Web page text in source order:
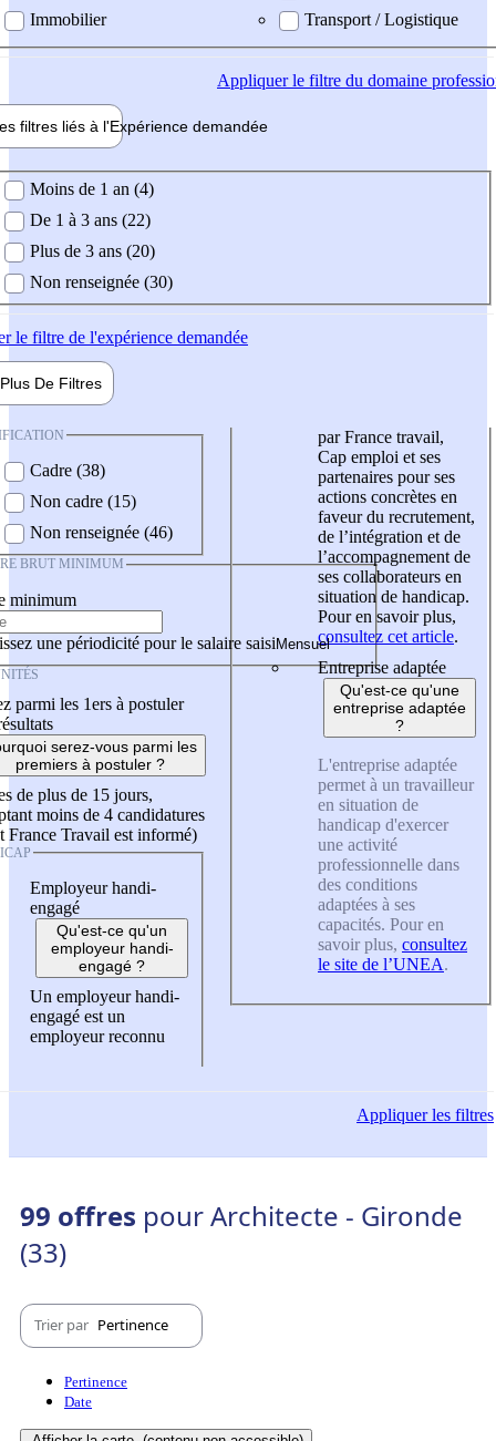
Immobilier
Transport / Logistique
Appliquerle filtre du domaine
filtres liés à l'Expérience demandée
demandée
Moins de 1 an (4)
De 1 à 3 ans (22)
Plus de 3 ans (20)
Non renseignée (30)
le filtre de l'expérience demandée
Plus De Filtres
Cadre (38)
Non cadre (15)
Non renseignée (46)
BRUT MINIMUM
minimum
une périodicité pour le salaire saisi
parmi les 1ers à postuler
serez-vous parmi les
premiers à postuler ?
de plus de 15 jours,
moins de 4 candidatures
France Travail est informé)
Employeur handi-
engagé
Qu'est-ce qu'un
employeur handi-
engagé ?
Un employeur handi-
engagé est un
employeur reconnu
par France travail,
Cap emploi et ses
partenaires pour ses
actions concrètes en
faveur du recrutement,
de l’intégration et de
l’accompagnement de
ses collaborateurs en
situation de handicap.
Pour en savoir plus,
consultez cet article.
Entreprise adaptée
Qu'est-ce qu'une
entreprise adaptée
?
L'entreprise adaptée
permet à un travailleur
en situation de
handicap d'exercer
une activité
professionnelle dans
des conditions
adaptées à ses
capacités. Pour en
savoir plus, consultez
le site de l’UNEA.
Appliquerles filtres
99 offres pour Architecte - Gironde
(33)
Trier par Pertinence
Pertinence
Date